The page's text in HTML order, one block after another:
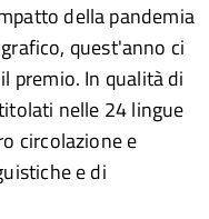
della pandemia
quest'anno ci
premio. In qualità di
nelle 24 lingue
circolazione e
e di